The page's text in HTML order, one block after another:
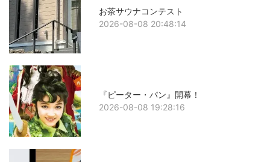
お茶サウナコンテスト
2026-08-08 20:48:14
『ピーター・パン』開幕！
2026-08-08 19:28:16